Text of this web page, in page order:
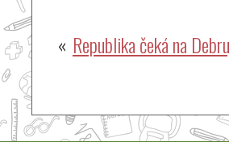
Navigace
příspěvek
Republika čeká na